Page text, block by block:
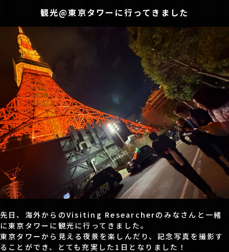
観光@東京タワーに行ってきました
先日、海外からのVisiting Researcherのみなさんと一緒
に東京タワーに観光に行ってきました。
東京タワーから見える夜景を楽しんだり、記念写真を撮影す
ることができ、とても充実した1日となりました！